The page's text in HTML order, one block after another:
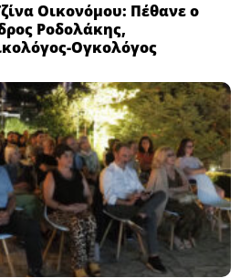
Οικονόμου: Πέθανε ο
Ροδολάκης,
Ογκολόγος